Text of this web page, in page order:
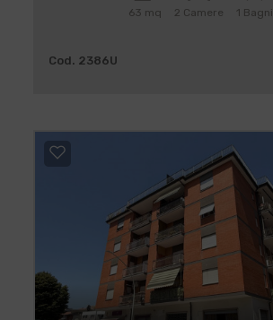
63 mq 2 Camere 1 Bagni
Cod. 2386U